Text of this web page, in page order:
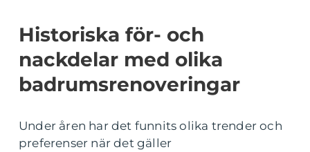
Historiska för- och
nackdelar med olika
badrumsrenoveringar
Under åren har det funnits olika trender och
preferenser när det gäller